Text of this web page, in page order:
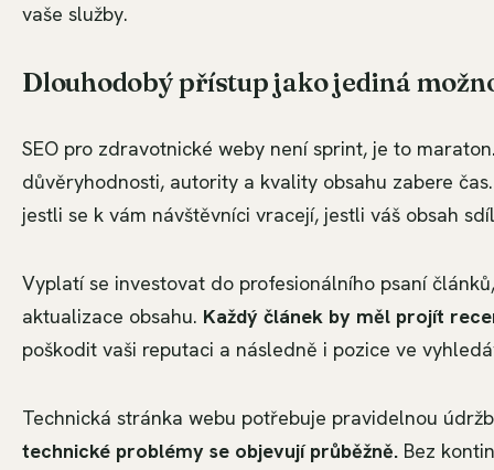
vaše služby.
Dlouhodobý přístup jako jediná
SEO pro zdravotnické weby není sprint, je to
důvěryhodnosti, autority a kvality obsahu zabere
jestli se k vám návštěvníci vracejí, jestli váš obsah
Vyplatí se investovat do profesionálního psaní
aktualizace obsahu. Každý článek by měl projít
poškodit vaši reputaci a následně i pozice ve
Technická stránka webu potřebuje pravidelnou
technické problémy se objevují průběžně. Bez